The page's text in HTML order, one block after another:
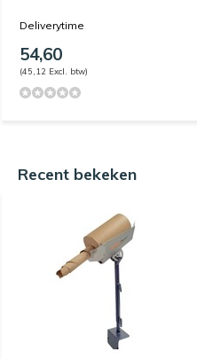
Deliverytime
54,60
(45,12 Excl. btw)
Recent bekeken